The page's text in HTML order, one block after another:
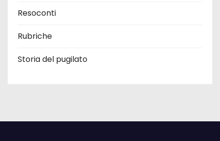
Resoconti
Rubriche
Storia del pugilato